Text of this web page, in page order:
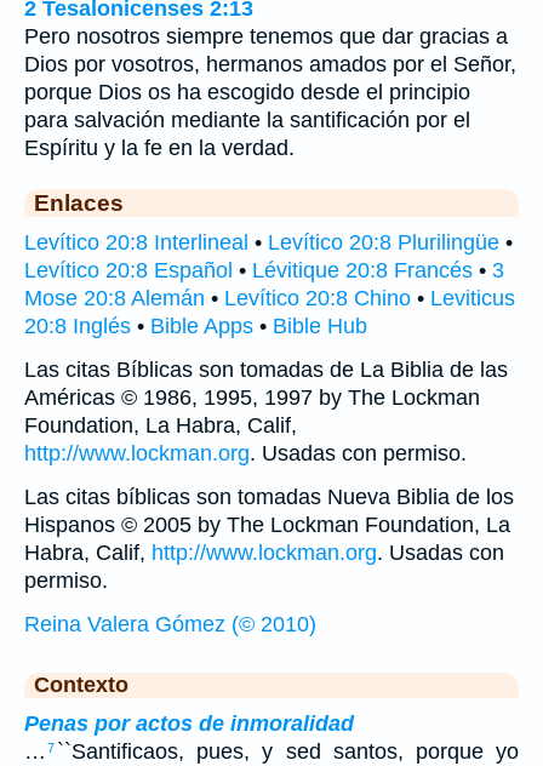
2 Tesalonicenses 2:13
Pero nosotros siempre tenemos que dar gracias a
Dios por vosotros, hermanos amados por el Señor,
porque Dios os ha escogido desde el principio
para salvación mediante la santificación por el
Espíritu y la fe en la verdad.
Enlaces
Levítico 20:8 Interlineal • Levítico 20:8 Plurilingüe •
Levítico 20:8 Español • Lévitique 20:8 Francés • 3
Mose 20:8 Alemán • Levítico 20:8 Chino • Leviticus
20:8 Inglés • Bible Apps • Bible Hub
Las citas Bíblicas son tomadas de La Biblia de las
Américas © 1986, 1995, 1997 by The Lockman
Foundation, La Habra, Calif,
http://www.lockman.org. Usadas con permiso.
Las citas bíblicas son tomadas Nueva Biblia de los
Hispanos © 2005 by The Lockman Foundation, La
Habra, Calif, http://www.lockman.org. Usadas con
permiso.
Reina Valera Gómez (© 2010)
Contexto
Penas por actos de inmoralidad
… 7 ``Santificaos, pues, y sed santos, porque yo